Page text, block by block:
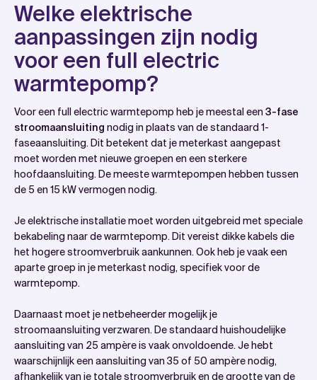
Welke elektrische
aanpassingen zijn nodig
voor een full electric
warmtepomp?
Voor een full electric warmtepomp heb je meestal een 3-fase
stroomaansluiting nodig in plaats van de standaard 1-
faseaansluiting. Dit betekent dat je meterkast aangepast
moet worden met nieuwe groepen en een sterkere
hoofdaansluiting. De meeste warmtepompen hebben tussen
de 5 en 15 kW vermogen nodig.
Je elektrische installatie moet worden uitgebreid met speciale
bekabeling naar de warmtepomp. Dit vereist dikke kabels die
het hogere stroomverbruik aankunnen. Ook heb je vaak een
aparte groep in je meterkast nodig, specifiek voor de
warmtepomp.
Daarnaast moet je netbeheerder mogelijk je
stroomaansluiting verzwaren. De standaard huishoudelijke
aansluiting van 25 ampère is vaak onvoldoende. Je hebt
waarschijnlijk een aansluiting van 35 of 50 ampère nodig,
afhankelijk van je totale stroomverbruik en de grootte van de